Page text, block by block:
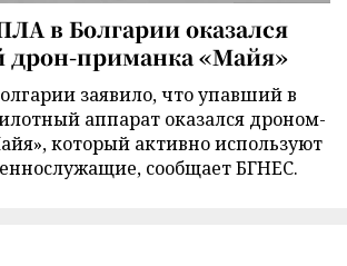
в Болгарии оказался
дрон-приманка «Майя»
заявило, что упавший в
аппарат оказался дроном-
который активно используют
сообщает БГНЕС.